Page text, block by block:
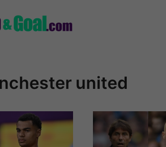
united